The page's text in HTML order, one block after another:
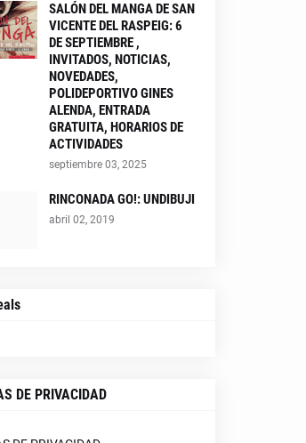
SALÓN DEL MANGA DE SAN
VICENTE DEL RASPEIG: 6
DE SEPTIEMBRE ,
INVITADOS, NOTICIAS,
NOVEDADES,
POLIDEPORTIVO GINES
ALENDA, ENTRADA
GRATUITA, HORARIOS DE
ACTIVIDADES
septiembre 03, 2025
RINCONADA GO!: UNDIBUJI
abril 02, 2019
DE PRIVACIDAD